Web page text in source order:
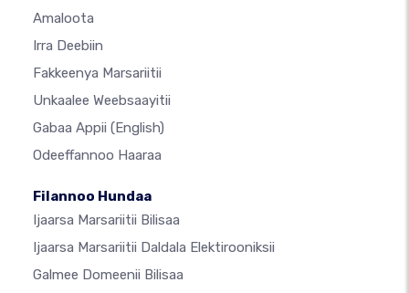
Amaloota
Irra Deebiin
Fakkeenya Marsariitii
Unkaalee Weebsaayitii
Gabaa Appii (English)
Odeeffannoo Haaraa
Filannoo Hundaa
Ijaarsa Marsariitii Bilisaa
Ijaarsa Marsariitii Daldala Elektirooniksii
Galmee Domeenii Bilisaa